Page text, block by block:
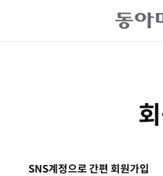
SNS계정으로 간편 회원가입